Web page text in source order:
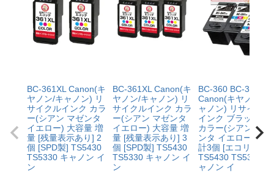
BC-361XL Canon(キ
ヤノン/キャノン) リ
サイクルインク カラ
ー(シアン マゼンタ
イエロー) 大容量 増
量 [残量表示あり] 2
個 [SPD製] TS5430
TS5330 キャノン イ
ン
BC-361XL Canon(キ
ヤノン/キャノン) リ
サイクルインク カラ
ー(シアン マゼンタ
イエロー) 大容量 増
量 [残量表示あり] 3
個 [SPD製] TS5430
TS5330 キャノン イ
ン
BC-360 BC-361
Canon(キヤノン/キ
ャノン) リサイクル
インク ブラック×1
カラー(シアン マゼ
ンタ イエロー )×2
計3個 [エコリカ製]
TS5430 TS5330 キ
ャノン イ